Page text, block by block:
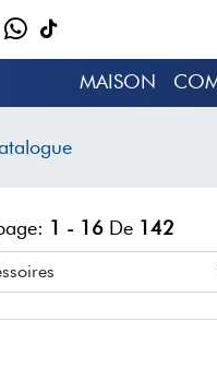
MAISON
1 - 16 De 142